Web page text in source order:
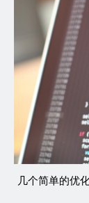
几个简单的优